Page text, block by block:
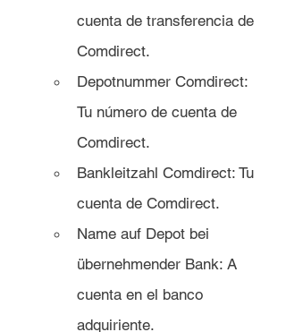
cuenta de transferencia de
Comdirect.
Depotnummer Comdirect:
Tu número de cuenta de
Comdirect.
Bankleitzahl Comdirect: Tu
cuenta de Comdirect.
Name auf Depot bei
übernehmender Bank: A
cuenta en el banco
adquiriente.